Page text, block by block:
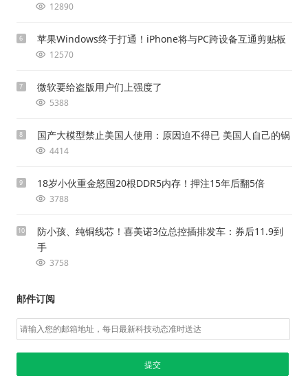
12890
6 苹果Windows终于打通！iPhone将与PC跨设备互通剪贴板
12570
7 微软要给盗版用户们上强度了
5388
8 国产大模型禁止美国人使用：原因迫不得已 美国人自己的锅
4414
9 18岁小伙重金怒囤20根DDR5内存！押注15年后翻5倍
3788
10
防小孩、纯铜线芯！喜美诺3位总控插排发车：券后11.9到
手
3758
邮件订阅